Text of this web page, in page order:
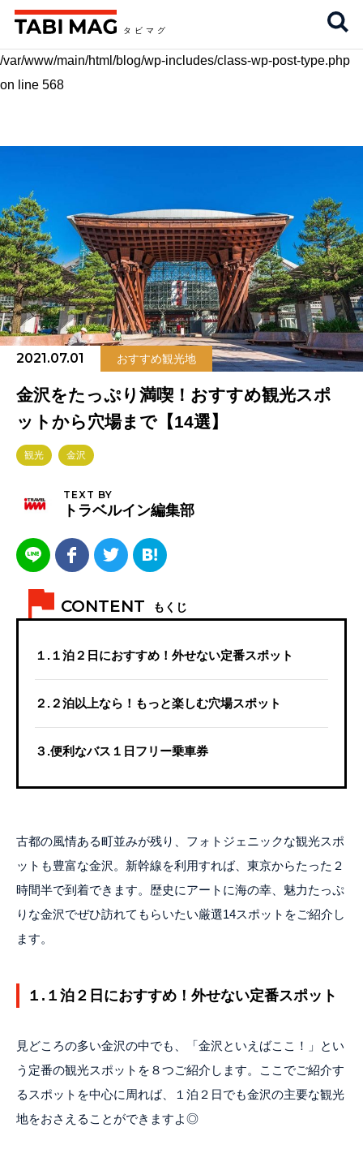
Warning: Invalid argument supplied for foreach() in
/var/www/main/html/blog/wp-includes/class-wp-post-type.php
on line 568
2021.07.01 おすすめ観光地
金沢をたっぷり満喫！おすすめ観光スポ
ットから穴場まで【14選】
観光 金沢
TEXT BY
トラベルイン編集部
CONTENT もくじ
１.１泊２日におすすめ！外せない定番スポット
２.２泊以上なら！もっと楽しむ穴場スポット
３.便利なバス１日フリー乗車券
古都の風情ある町並みが残り、フォトジェニックな観光スポ
ットも豊富な金沢。新幹線を利用すれば、東京からたった２
時間半で到着できます。歴史にアートに海の幸、魅力たっぷ
りな金沢でぜひ訪れてもらいたい厳選14スポットをご紹介し
ます。
１.１泊２日におすすめ！外せない定番スポット
見どころの多い金沢の中でも、「金沢といえばここ！」とい
う定番の観光スポットを８つご紹介します。ここでご紹介す
るスポットを中心に周れば、１泊２日でも金沢の主要な観光
地をおさえることができますよ◎